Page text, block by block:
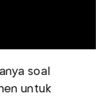
soal
untuk